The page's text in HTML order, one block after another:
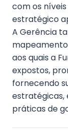
com os
estratégico
A Gerência
aos quais a
expostos,
fornecendo
estratégicas,
práticas de